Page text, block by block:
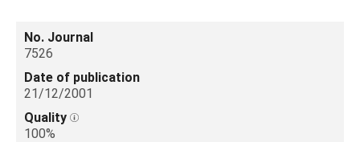
No. Journal
7526
Date of publication
21/12/2001
Quality
100%